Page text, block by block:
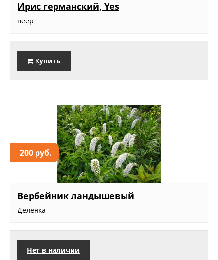
Ирис германский, Yes
веер
Купить
200 руб.
Вербейник ландышевый
Деленка
Нет в наличии